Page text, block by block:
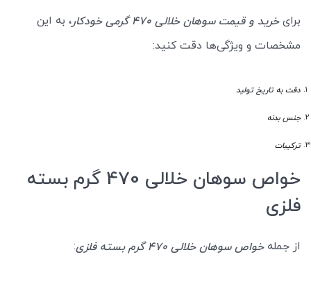
برایخرید و قیمت سوهان خلالی 470 گرمی خودکار
، به این
مشخصات و ویژگی‌ها دقت کنید:
دقت به تاریخ تولید
جنس بدنه
ترکیبات
خواص سوهان خلالی 470 گرم بسته
فلزی
از جملهخواص سوهان خلالی 470 گرم بسته فلزی :